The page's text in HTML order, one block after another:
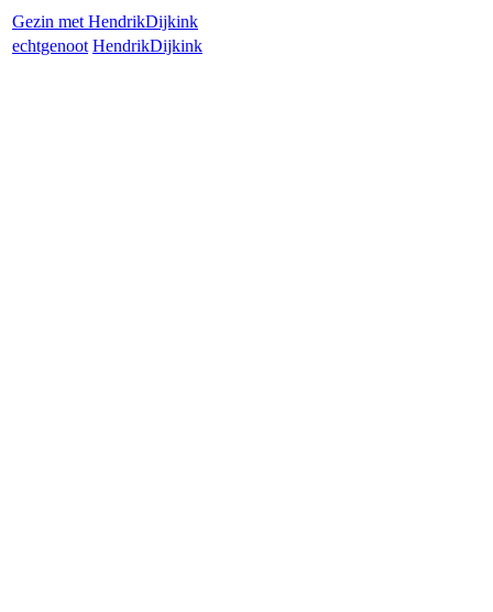
Gezin met HendrikDijkink
echtgenoot HendrikDijkink